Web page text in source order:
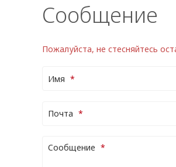
Сообщение
Пожалуйста, не стесняйтесь
Имя
Почта
Cообщение